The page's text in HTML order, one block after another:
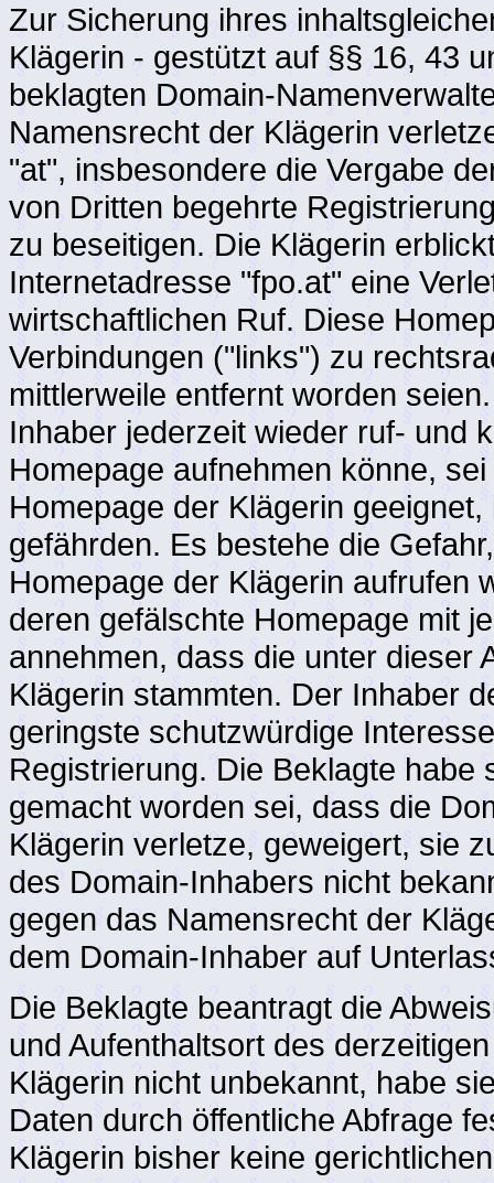
Zur Sicherung ihres
Klägerin - gestützt auf §§ 16, 43
beklagten Domain-
Namensrecht der Klägerin
"at", insbesondere die Vergabe
von Dritten begehrte
zu beseitigen. Die Klägerin
Internetadresse "fpo.at" eine
wirtschaftlichen Ruf. Diese
Verbindungen ("links") zu
mittlerweile entfernt worden
Inhaber jederzeit wieder ruf- und
Homepage aufnehmen könne,
Homepage der Klägerin
gefährden. Es bestehe die
Homepage der Klägerin aufrufen
deren gefälschte Homepage mit
annehmen, dass die unter dieser
Klägerin stammten. Der Inhaber
geringste schutzwürdige
Registrierung. Die Beklagte
gemacht worden sei, dass die
Klägerin verletze, geweigert, sie
des Domain-Inhabers nicht
gegen das Namensrecht der
dem Domain-Inhaber auf
Die Beklagte beantragt die
und Aufenthaltsort des
Klägerin nicht unbekannt, habe
Daten durch öffentliche Abfrage
Klägerin bisher keine